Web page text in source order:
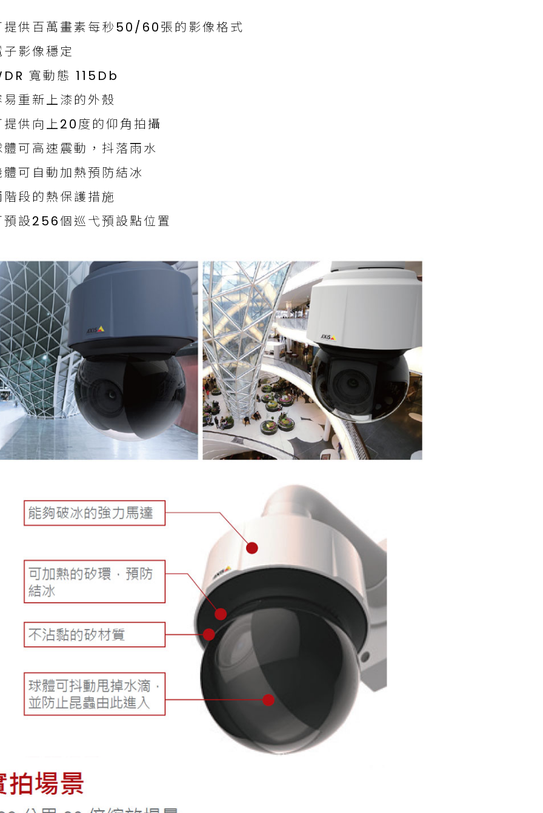
提供百萬畫素每秒50/60張的影像格式
子影像穩定
寬動態 115Db
易重新上漆的外殼
提供向上20度的仰角拍攝
體可高速震動，抖落雨水
體可自動加熱預防結冰
階段的熱保護措施
預設256個巡弋預設點位置